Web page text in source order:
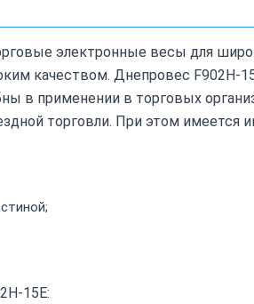
электронные весы для
качеством. Днепровес
в применении в торговых
торговли. При этом имеется
15E: